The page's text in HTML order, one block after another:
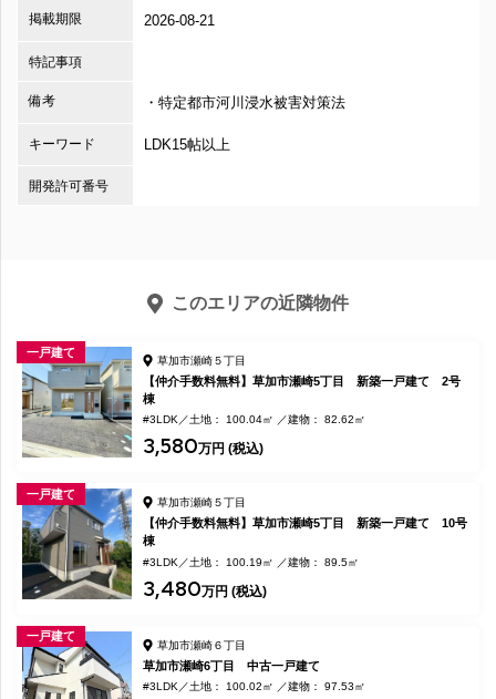
掲載期限 2026-08-21
特記事項
備考 ・特定都市河川浸水被害対策法
キーワード LDK15帖以上
開発許可番号
このエリアの近隣物件
一戸建て
草加市瀬崎５丁目
【仲介手数料無料】草加市瀬崎5丁目 新築一戸建て 2号
棟
#3LDK 土地： 100.04㎡ 建物： 82.62㎡
3,580万円 (税込)
一戸建て
草加市瀬崎５丁目
【仲介手数料無料】草加市瀬崎5丁目 新築一戸建て 10号
棟
#3LDK 土地： 100.19㎡ 建物： 89.5㎡
3,480万円 (税込)
一戸建て
草加市瀬崎６丁目
草加市瀬崎6丁目 中古一戸建て
#3LDK 土地： 100.02㎡ 建物： 97.53㎡